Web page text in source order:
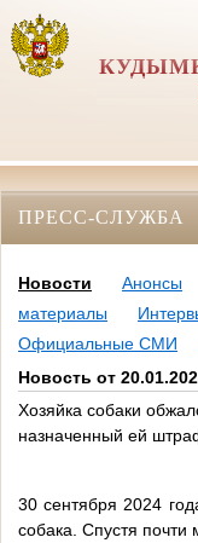
ПРЕСС-СЛУЖБА
Новости Анонсы
материалы
Официальные СМИ
Новость от
Хозяйка собаки
назначенный ей
30 сентября 2024
собака. Спустя почти